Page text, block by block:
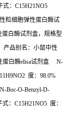
式： C15H21NO5
粒细胞弹性蛋白酶试
白酶试剂盒，规格型
产品别名：小鼠中性
蛋白酶elisa试剂盒 N-
度： 98.0%
Boc-O-Benzyl-D-
： C15H21NO5 度：